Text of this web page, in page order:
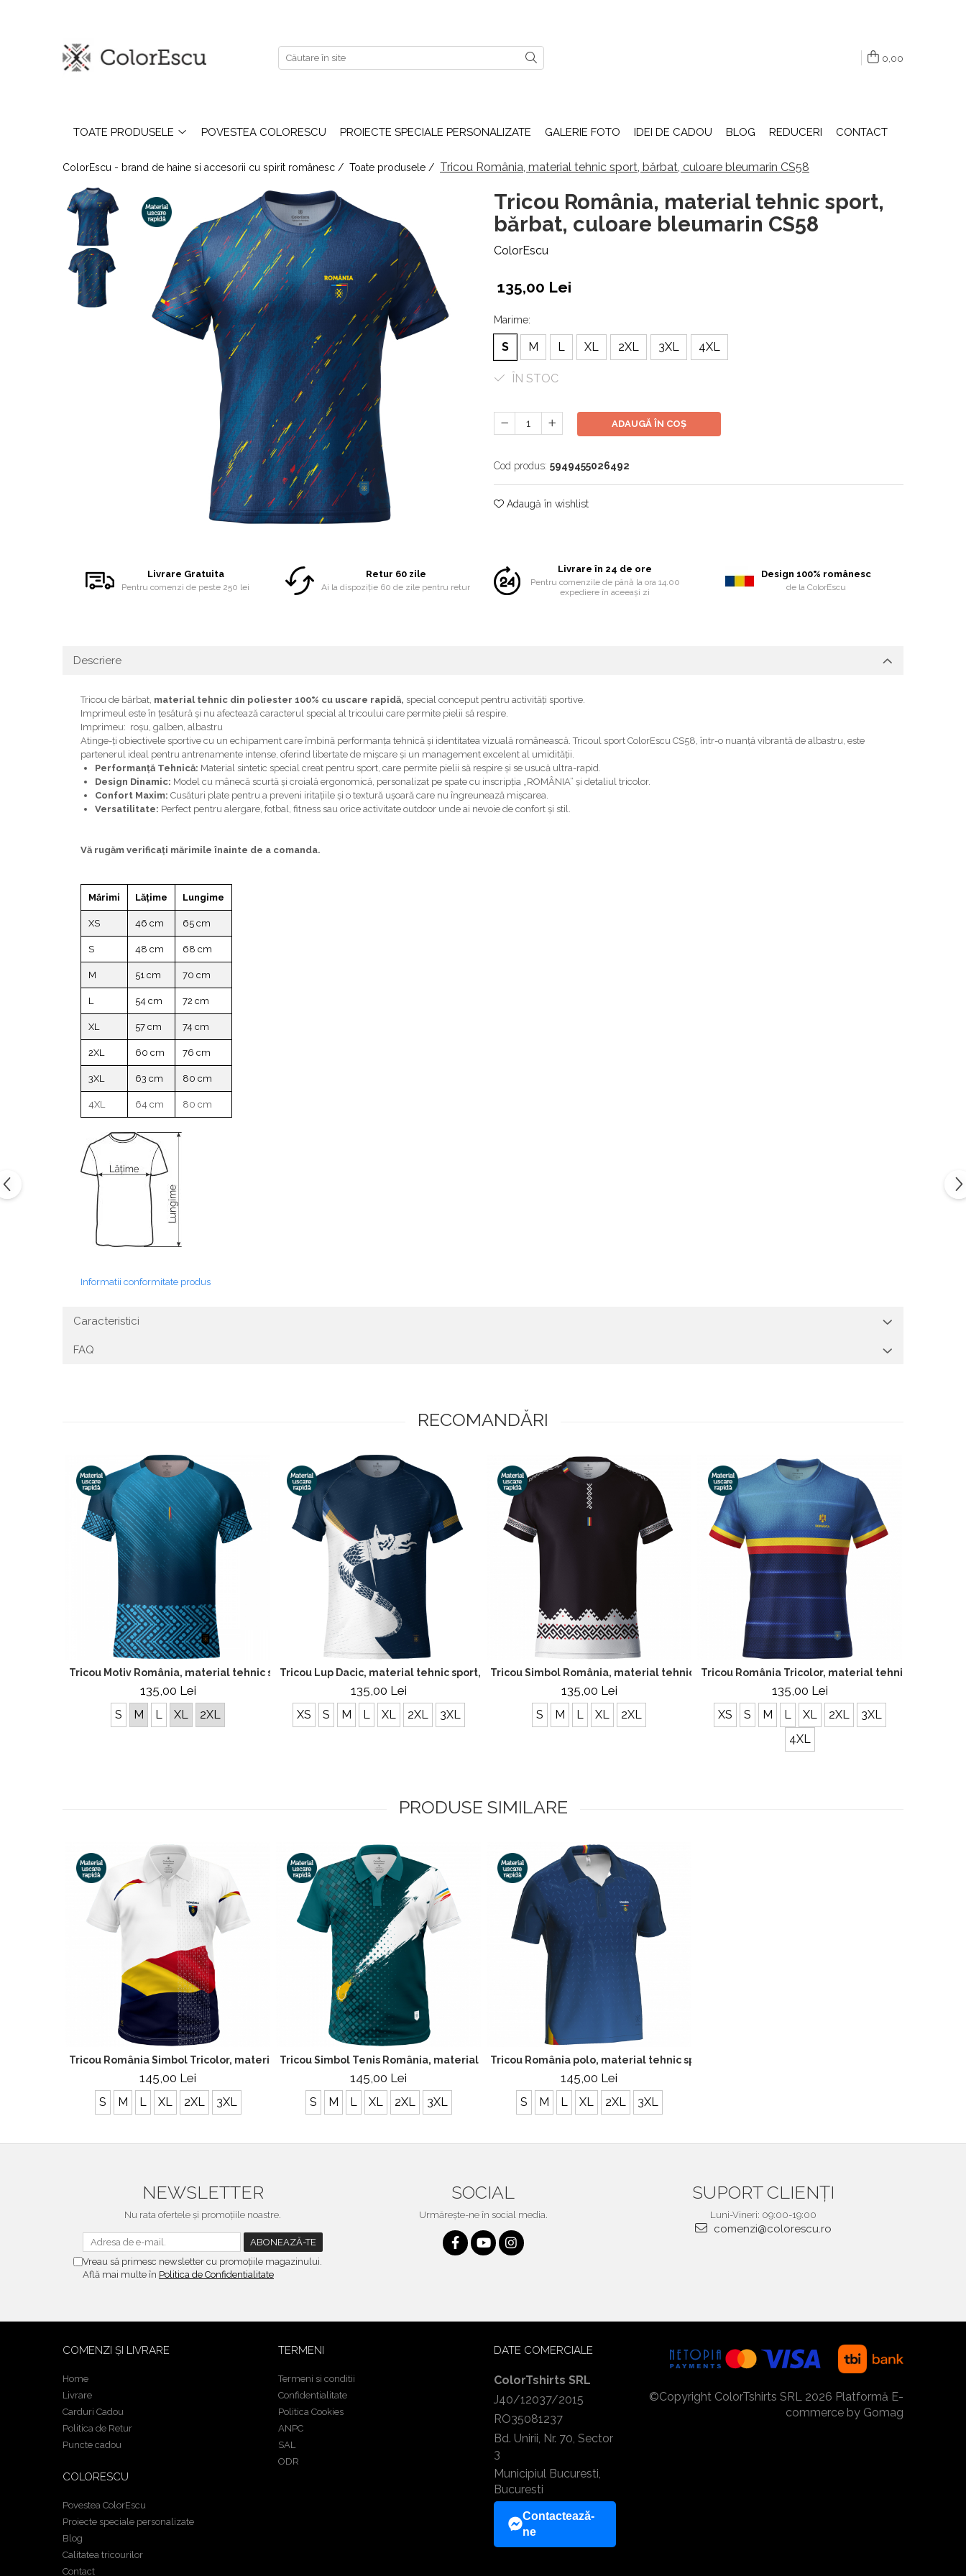
Toate produsele
Tricouri sport tehnice
Bluze si hanorace
Bluze si hanorace bărbați
Bluze si hanorace damă
Bluze de trening | Bluze tehnice
Șepci și căciuli
0,00
TOATE PRODUSELE POVESTEA COLORESCU PROIECTE SPECIALE PERSONALIZATE GALERIE FOTO IDEI DE CADOU BLOG REDUCERI CONTACT
ColorEscu - brand de haine si accesorii cu spirit românesc / Toate produsele / Tricou România, material tehnic sport, bărbat, culoare bleumarin CS58
Tricou România, material tehnic sport,
bărbat, culoare bleumarin CS58
ColorEscu
Facebook
135,00 Lei
Marime:
S M L XL 2XL 3XL 4XL
ÎN STOC
ADAUGĂ ÎN COȘ
Cod produs: 5949455026492
Adaugă în wishlist
Livrare Gratuita
Pentru comenzi de peste 250 lei
Retur 60 zile
Ai la dispoziție 60 de zile pentru retur
Livrare în 24 de ore
Pentru comenzile de până la ora 14.00
expediere în aceeași zi
Design 100% românesc
de la ColorEscu
Descriere
Tricou de bărbat, material tehnic din poliester 100% cu uscare rapidă, special conceput pentru activități sportive.
Imprimeul este în țesătură și nu afectează caracterul special al tricoului care permite pielii să respire.
Imprimeu: roșu, galben, albastru
Atinge-ți obiectivele sportive cu un echipament care îmbină performanța tehnică și identitatea vizuală românească. Tricoul sport ColorEscu CS58, într-o nuanță vibrantă de albastru, este
partenerul ideal pentru antrenamente intense, oferind libertate de mișcare și un management excelent al umidității.
Performanță Tehnică: Material sintetic special creat pentru sport, care permite pielii să respire și se usucă ultra-rapid.
Design Dinamic: Model cu mânecă scurtă și croială ergonomică, personalizat pe spate cu inscripția „ROMÂNIA” și detaliul tricolor.
Confort Maxim: Cusături plate pentru a preveni iritațiile și o textură ușoară care nu îngreunează mișcarea.
Versatilitate: Perfect pentru alergare, fotbal, fitness sau orice activitate outdoor unde ai nevoie de confort și stil.
Vă rugăm verificaţi mărimile înainte de a comanda.
Mărimi Lățime Lungime
XS 46 cm 65 cm
S 48 cm 68 cm
M 51 cm 70 cm
L 54 cm 72 cm
XL 57 cm 74 cm
2XL 60 cm 76 cm
3XL 63 cm 80 cm
4XL 64 cm 80 cm
Informatii conformitate produs
Caracteristici
FAQ
RECOMANDĂRI
Tricou Motiv România, material tehnic sport, bărbat, culoare turcoaz, CS51
135,00 Lei
S M L XL 2XL
Tricou Lup Dacic, material tehnic sport, culoare bleumarin, CS16
135,00 Lei
XS S M L XL 2XL 3XL
Tricou Simbol România, material tehnic sport, bărbat, culoare neagră, CS24
135,00 Lei
S M L XL 2XL
Tricou România Tricolor, material tehnic sport,
135,00 Lei
XS S M L XL 2XL
3XL
4XL
PRODUSE SIMILARE
Tricou România Simbol Tricolor, material tehnic sport,polo, bărbat, culoare albă, CS30
145,00 Lei
S M L XL 2XL 3XL
Tricou Simbol Tenis România, material tehnic sport, polo, bărbat, culoare turcoaz, CS39
145,00 Lei
S M L XL 2XL 3XL
Tricou România polo, material tehnic sport, culoare bleumarin, CS21
145,00 Lei
S M L XL 2XL 3XL
NEWSLETTER
Nu rata ofertele și promoțiile noastre.
Vreau să primesc newsletter cu promoțiile magazinului.
Află mai multe în Politica de Confidentialitate
SOCIAL
Urmărește-ne în social media.
SUPORT CLIENȚI
Luni-Vineri: 09:00-19:00
comenzi@colorescu.ro
COMENZI ȘI LIVRARE
Home
Livrare
Carduri Cadou
Politica de Retur
Puncte cadou
COLORESCU
Povestea ColorEscu
Proiecte speciale personalizate
Blog
Calitatea tricourilor
Contact
TERMENI
Termeni si conditii
Confidentialitate
Politica Cookies
ANPC
SAL
ODR
DATE COMERCIALE
ColorTshirts SRL
J40/12037/2015
RO35081237
Bd. Unirii, Nr. 70, Sector
3
Municipiul Bucuresti,
Bucuresti
Contactează-
ne
©Copyright ColorTshirts SRL 2026 Platformă E-
commerce by Gomag